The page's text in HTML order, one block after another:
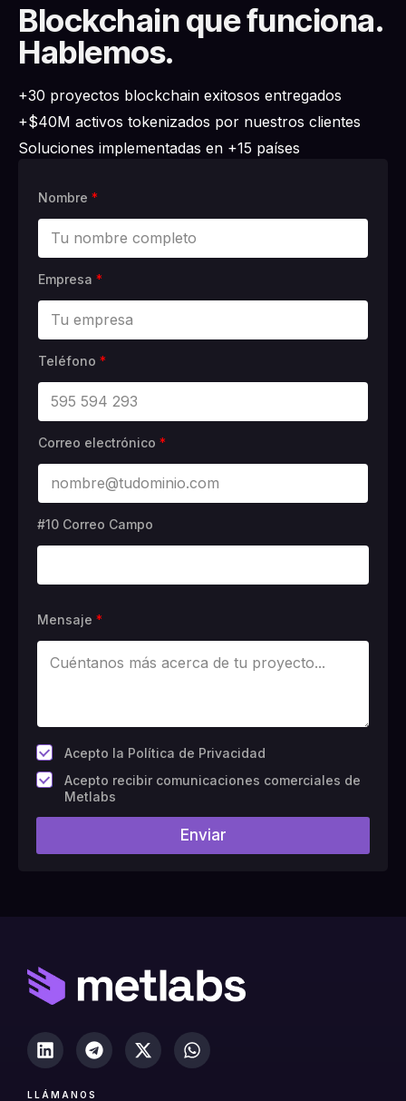
Blockchain que funciona.
Hablemos.
+30 proyectos blockchain exitosos entregados
+$40M activos tokenizados por nuestros clientes
Soluciones implementadas en +15 países
Nombre *
Empresa *
Teléfono *
Correo electrónico *
#10 Correo Campo
Mensaje *
*
Acepto la Política de Privacidad
C
a
p
#
a
)
Acepto recibir comunicaciones comerciales de
Metlabs
Enviar
LLÁMANOS